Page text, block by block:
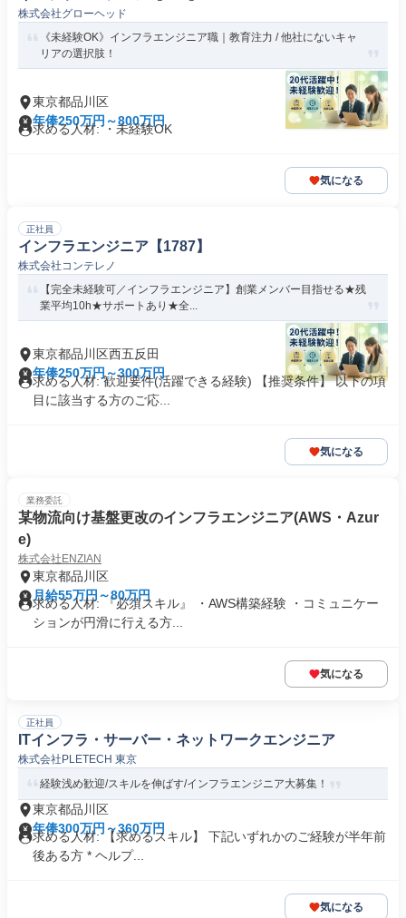
株式会社グローヘッド
《未経験OK》インフラエンジニア職｜教育注力 / 他社にないキャ
リアの選択肢！
東京都品川区
年俸250万円～800万円
求める人材: ・未経験OK
気になる
正社員
インフラエンジニア【1787】
株式会社コンテレノ
【完全未経験可／インフラエンジニア】創業メンバー目指せる★残
業平均10h★サポートあり★全...
東京都品川区西五反田
年俸250万円～300万円
求める人材: 歓迎要件(活躍できる経験) 【推奨条件】 以下の項
目に該当する方のご応...
気になる
業務委託
某物流向け基盤更改のインフラエンジニア(AWS・Azur
e)
株式会社ENZIAN
東京都品川区
月給55万円～80万円
求める人材: 『必須スキル』 ・AWS構築経験 ・コミュニケー
ションが円滑に行える方...
気になる
正社員
ITインフラ・サーバー・ネットワークエンジニア
株式会社PLETECH 東京
経験浅め歓迎/スキルを伸ばす/インフラエンジニア大募集！
東京都品川区
年俸300万円～360万円
求める人材: 【求めるスキル】 下記いずれかのご経験が半年前
後ある方 * ヘルプ...
気になる